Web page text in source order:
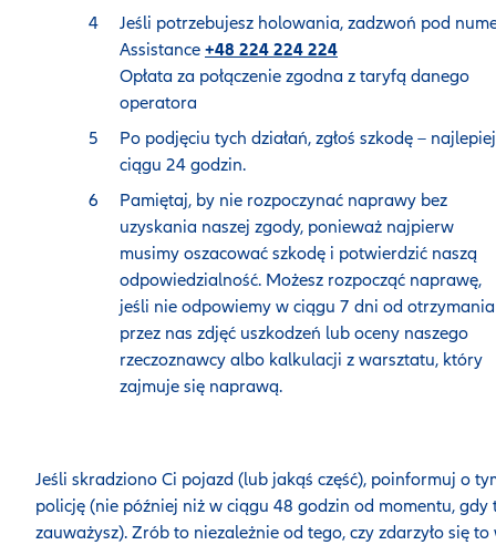
Jeśli potrzebujesz holowania, zadzwoń pod
Assistance +48 224 224 224
Opłata za połączenie zgodna z taryfą danego
operatora
Po podjęciu tych działań, zgłoś szkodę –
ciągu 24 godzin.
Pamiętaj, by nie rozpoczynać naprawy bez
uzyskania naszej zgody, ponieważ najpierw
musimy oszacować szkodę i potwierdzić naszą
odpowiedzialność. Możesz rozpocząć naprawę,
jeśli nie odpowiemy w ciągu 7 dni od otrzymania
przez nas zdjęć uszkodzeń lub oceny naszego
rzeczoznawcy albo kalkulacji z warsztatu, który
zajmuje się naprawą.
Jeśli skradziono Ci pojazd (lub jakąś część), poinformuj o
policję (nie później niż w ciągu 48 godzin od momentu, gdy
zauważysz). Zrób to niezależnie od tego, czy zdarzyło się to